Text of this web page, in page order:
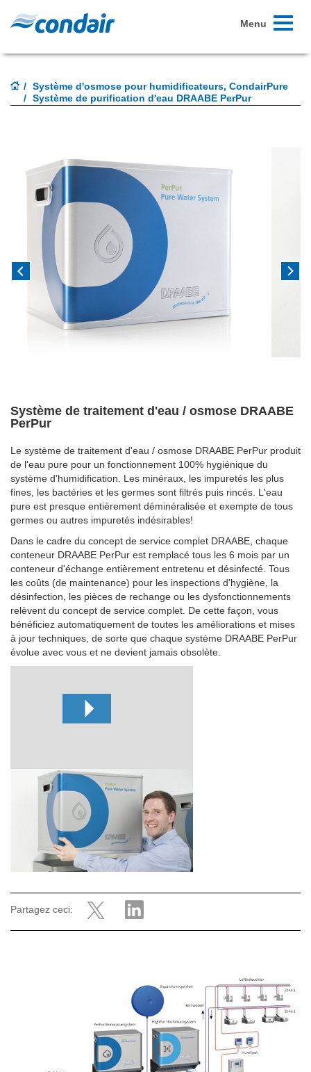
Toggle
Menu
Système d'osmose pour humidificateurs, CondairPure
Système de purification d'eau DRAABE PerPur
Previous
Système de traitement d'eau / osmose DRAABE
PerPur
Le système de traitement d'eau / osmose DRAABE PerPur produit
de l'eau pure pour un fonctionnement 100% hygiénique du
système d'humidification. Les minéraux, les impuretés les plus
fines, les bactéries et les germes sont filtrés puis rincés. L'eau
pure est presque entièrement déminéralisée et exempte de tous
germes ou autres impuretés indésirables!
Dans le cadre du concept de service complet DRAABE, chaque
conteneur DRAABE PerPur est remplacé tous les 6 mois par un
conteneur d'échange entièrement entretenu et désinfecté. Tous
les coûts (de maintenance) pour les inspections d'hygiène, la
désinfection, les pièces de rechange ou les dysfonctionnements
relèvent du concept de service complet. De cette façon, vous
bénéficiez automatiquement de toutes les améliorations et mises
à jour techniques, de sorte que chaque système DRAABE PerPur
évolue avec vous et ne devient jamais obsolète.
Partagez ceci: